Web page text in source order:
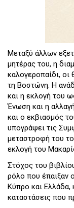
Μεταξύ άλλων
μητέρας του, η
καλογεροπαίδι,
τη Βοστώνη. Η
και η εκλογή του
Ένωση και η
και ο εκβιασμός
υπογράψει τις
μεταστροφή του
εκλογή του
Στόχος του
ρόλο που έπαιξαν
Κύπρο και Ελλάδα,
καταστάσεις που